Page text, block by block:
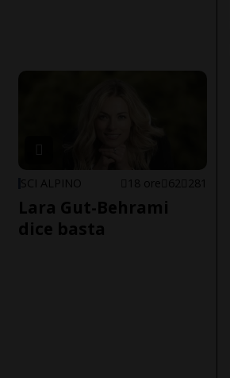
SCI ALPINO 18 ore 62 281
Lara Gut-Behrami
dice basta